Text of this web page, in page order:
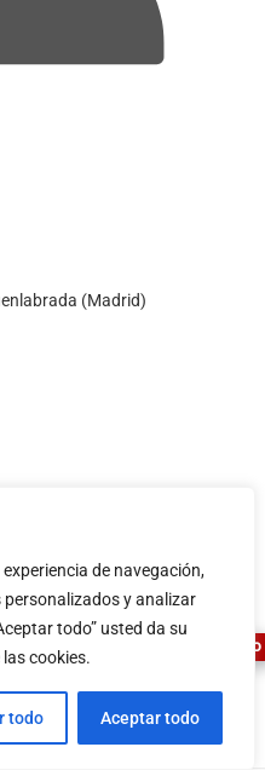
de navegación,
y analizar
todo” usted da su
cookies.
todo Aceptar todo
(Madrid)
ASESOR FERRETERO